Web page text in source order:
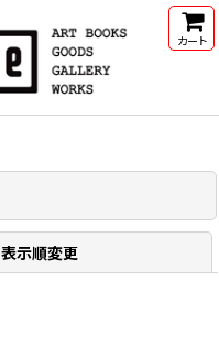
カート
表示順変更